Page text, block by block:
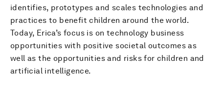
identifies, prototypes and scales technologies and
practices to benefit children around the world.
Today, Erica’s focus is on technology business
opportunities with positive societal outcomes as
well as the opportunities and risks for children and
artificial intelligence.